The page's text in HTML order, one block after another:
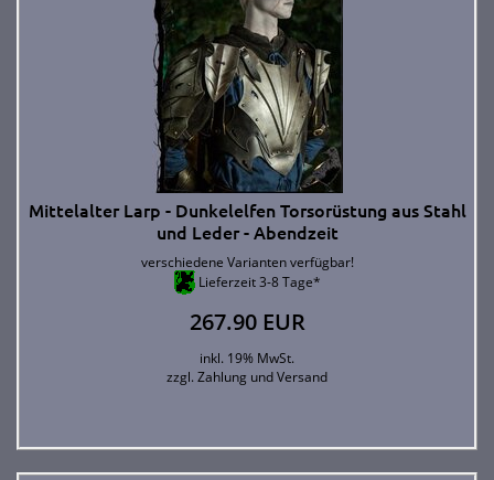
Mittelalter Larp - Dunkelelfen Torsorüstung aus Stahl
und Leder - Abendzeit
verschiedene Varianten verfügbar!
Lieferzeit 3-8 Tage*
267.90 EUR
inkl. 19% MwSt.
zzgl.Zahlung und Versand